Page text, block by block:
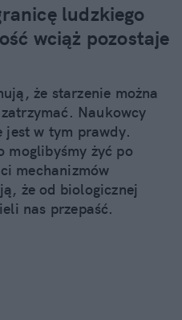
ludzkiego
wciąż pozostaje
że starzenie można
Naukowcy
w tym prawdy.
moglibyśmy żyć po
mechanizmów
że od biologicznej
nas przepaść.